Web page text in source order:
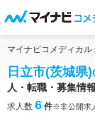
マイナビコメディカル
日立市(茨城県
人・転職・募集情
求人数 6 件※非公開求